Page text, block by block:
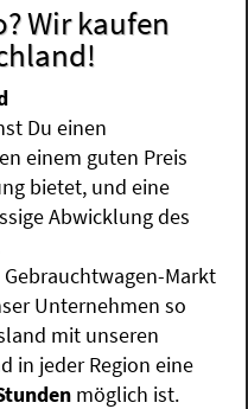
Wir kaufen
Du einen
einem guten Preis
bietet, und eine
Abwicklung des
Markt
Unternehmen so
mit unseren
in jeder Region eine
möglich ist.